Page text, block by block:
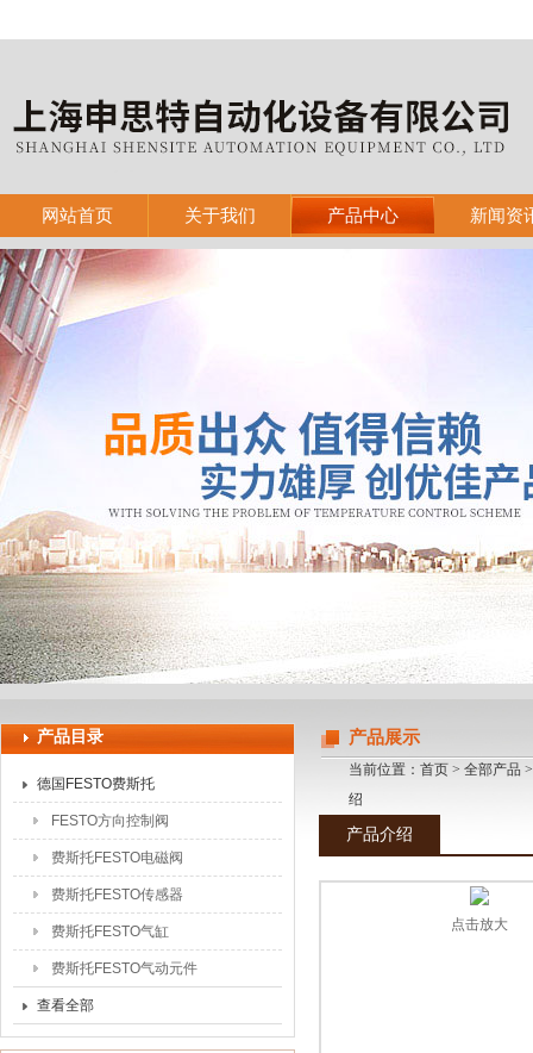
上海申思特自动化设备有限公司
网站首页 关于我们 产品中心 新闻资
产品目录
德国FESTO费斯托
FESTO方向控制阀
费斯托FESTO电磁阀
费斯托FESTO传感器
费斯托FESTO气缸
费斯托FESTO气动元件
查看全部
产品展示
当前位置： 首页 > 全部产品
绍
产品介绍
点击放大